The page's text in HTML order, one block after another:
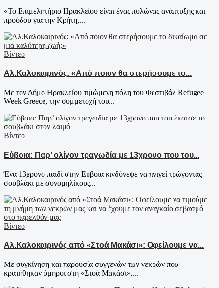
«Το Επιμελητήριο Ηρακλείου είναι ένας πυλώνας ανάπτυξης και
προόδου για την Κρήτη,...
Βίντεο
Αλ.Καλοκαιρινός: «Από ποιον θα στερήσουμε το...
Με τον Δήμο Ηρακλείου τιμώμενη πόλη του Φεστιβάλ Refugee
Week Greece, την συμμετοχή του...
Βίντεο
Εύβοια: Παρ’ ολίγον τραγωδία με 13χρονο που του...
Ένα 13χρονο παιδί στην Εύβοια κινδύνεψε να πνιγεί τρώγοντας
σουβλάκι με συνομηλίκους...
Βίντεο
Αλ.Καλοκαιρινός από «Στοά Μακάσι»: Οφείλουμε να...
Με συγκίνηση και παρουσία συγγενών των νεκρών που
κρατήθηκαν όμηροι στη «Στοά Μακάσι»,...